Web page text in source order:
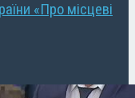
«Про місцеві